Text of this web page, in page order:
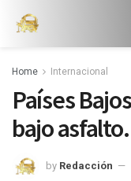
Home Internacional
Países
bajo asfalto.
by Redacción